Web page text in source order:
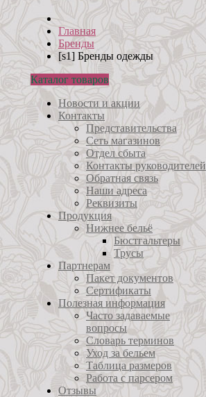
Главная
Бренды
[s1] Бренды одежды
Каталог товаров
Новости и акции
Контакты
Представительства
Сеть магазинов
Отдел сбыта
Контакты руководителей
Обратная связь
Наши адреса
Реквизиты
Продукция
Нижнее бельё
Бюстгальтеры
Трусы
Партнерам
Пакет документов
Сертификаты
Полезная информация
Часто задаваемые
вопросы
Словарь терминов
Уход за бельем
Таблица размеров
Работа с парсером
Отзывы